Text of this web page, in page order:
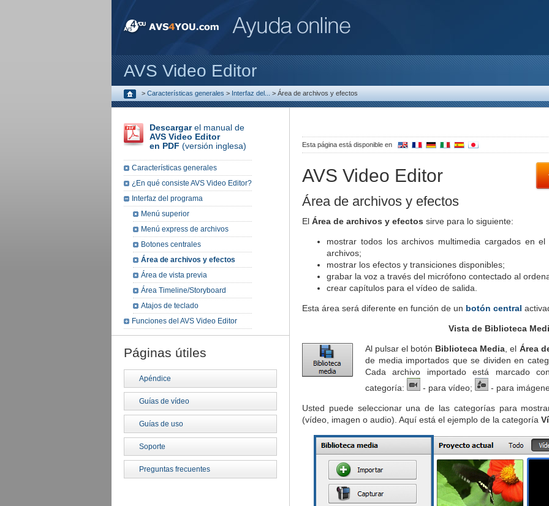
AVS Video Editor
> Características generales > Interfaz del... > Área de archivos y efectos
Esta página está disponible en
AVS Video Editor
Área de archivos y efectos
El Área de archivos y efectos sirve para lo siguiente:
mostrar todos los archivos multimedia cargados en
archivos;
mostrar los efectos y transiciones disponibles;
grabar la voz a través del micrófono contectado al
crear capítulos para el vídeo de salida.
Esta área será diferente en función de un botón central
Vista de Biblioteca
Al pulsar el botón Biblioteca Media , el Área
de media importados que se dividen en
Cada archivo importado está marcado
categoría:
- para vídeo; - para
Usted puede seleccionar una de las categorías para
(vídeo, imagen o audio). Aquí está el ejemplo de la categoría
Descargarel manual de
AVS Video Editor
en PDF (versión inglesa)
Características generales
¿En qué consiste AVS Video Editor?
Interfaz del programa
Menú superior
Menú express de archivos
Botones centrales
Área de archivos y efectos
Área de vista previa
Área Timeline/Storyboard
Atajos de teclado
Funciones del AVS Video Editor
Páginas útiles
Apéndice
Guías de vídeo
Guías de uso
Soporte
Preguntas frecuentes